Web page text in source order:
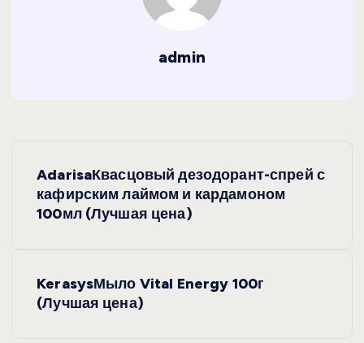
admin
AdarisaКвасцовый дезодорант-спрей с
кафирским лаймом и кардамоном
100мл (Лучшая цена)
KerasysМыло Vital Energy 100г
(Лучшая цена)